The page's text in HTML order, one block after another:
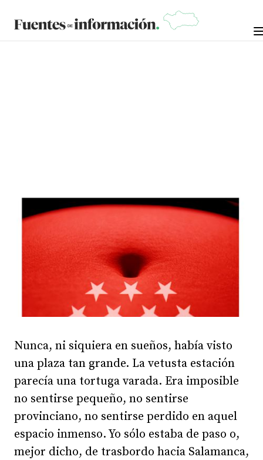
Nunca, ni siquiera en sueños, había visto
una plaza tan grande. La vetusta estación
parecía una tortuga varada. Era imposible
no sentirse pequeño, no sentirse
provinciano, no sentirse perdido en aquel
espacio inmenso. Yo sólo estaba de paso o,
mejor dicho, de trasbordo hacia Salamanca,